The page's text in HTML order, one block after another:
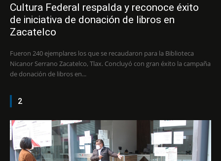
Cultura Federal respalda y reconoce éxito
de iniciativa de donación de libros en
Zacatelco
Fueron 240 ejemplares los que se recaudaron para la Biblioteca
Nicanor Serrano Zacatelco, Tlax. Concluyó con gran éxito la campaña
de donación de libros en...
2